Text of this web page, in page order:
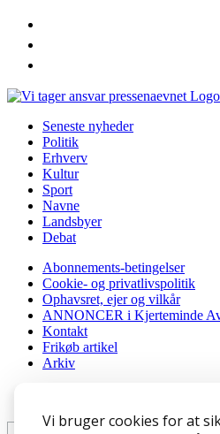
Vi bruger cookies for at
Seneste nyheder
Politik
Erhverv
Kultur
Sport
Navne
Landsbyer
Debat
Abonnements-betingelser
Cookie- og privatlivspolitik
Ophavsret, ejer og vilkår
ANNONCER i Kjerteminde
Kontakt
Frikøb artikel
Arkiv